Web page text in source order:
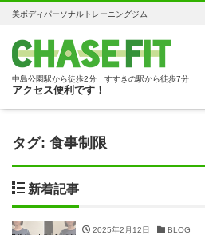
美ボディパーソナルトレーニングジム
中島公園駅から徒歩2分 すすきの駅から徒歩7分
アクセス便利です！
タグ: 食事制限
新着記事
2025年2月12日 BLOG